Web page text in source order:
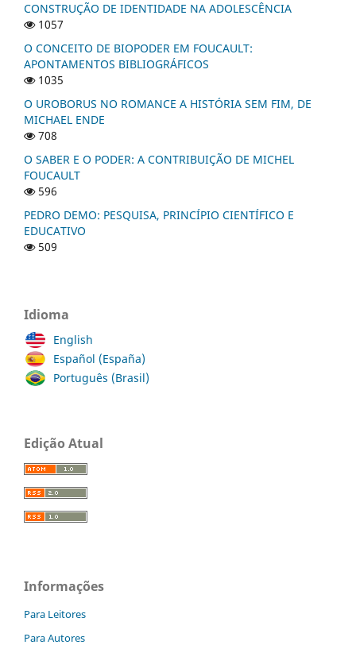
CONSTRUÇÃO DE IDENTIDADE NA ADOLESCÊNCIA
1057
O CONCEITO DE BIOPODER EM FOUCAULT:
APONTAMENTOS BIBLIOGRÁFICOS
1035
O UROBORUS NO ROMANCE A HISTÓRIA SEM FIM, DE
MICHAEL ENDE
708
O SABER E O PODER: A CONTRIBUIÇÃO DE MICHEL
FOUCAULT
596
PEDRO DEMO: PESQUISA, PRINCÍPIO CIENTÍFICO E
EDUCATIVO
509
Idioma
English
Español (España)
Português (Brasil)
Edição Atual
Informações
Para Leitores
Para Autores